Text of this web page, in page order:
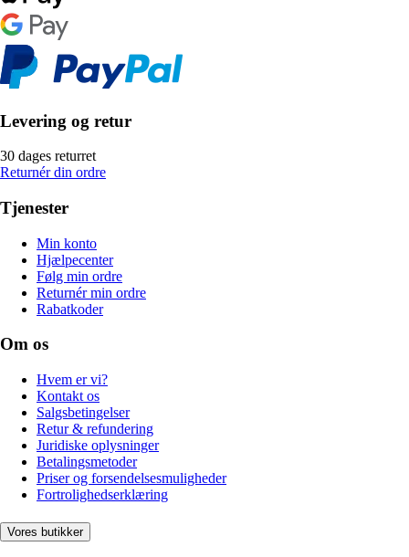
Levering og retur
30 dages returret
Returnér din ordre
Tjenester
Min konto
Hjælpecenter
Følg min ordre
Returnér min ordre
Rabatkoder
Om os
Hvem er vi?
Kontakt os
Salgsbetingelser
Retur & refundering
Juridiske oplysninger
Betalingsmetoder
Priser og forsendelsesmuligheder
Fortrolighedserklæring
Vores butikker